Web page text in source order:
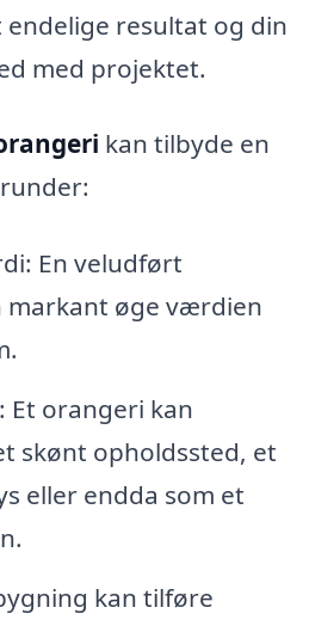
resultat og din
med projektet.
kan tilbyde en
En veludført
markant øge værdien
Et orangeri kan
skønt opholdssted, et
eller endda som et
kan tilføre